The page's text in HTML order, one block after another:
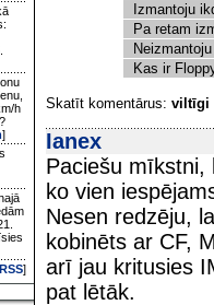
h
]
RSS]
Izmantoju
Pa retam
Kas ir
Skatīt komentārus: viltīgi
Ianex
Paciešu mīkstni,
ko vien
Nesen redzēju,
kobinēts ar CF,
arī jau kritusies
pat lētāk.